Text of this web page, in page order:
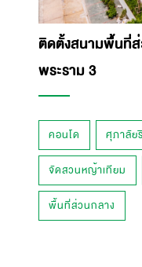
ติดตั้งสนามพื้นที่ส่
พระราม 3
คอนโด ศุภาลัย
จัดสวนหญ้าเทียม
พื้นที่ส่วนกลาง